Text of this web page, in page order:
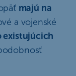
majú na
a vojenské
existujúcich